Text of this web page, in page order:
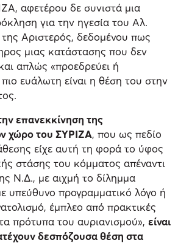
αφετέρου δε συνιστά μια
για την ηγεσία του Αλ.
Αριστερός, δεδομένου πως
μιας κατάστασης που δεν
απλώς «προεδρεύει ή
πιο ευάλωτη είναι η θέση του στην
επανεκκίνηση της
χώρο του ΣΥΡΙΖΑ, που ως πεδίο
είχε αυτή τη φορά το ύφος
στάσης του κόμματος απέναντι
Ν.Δ., με αιχμή το δίλημμα
υπεύθυνο προγραμματικό λόγο ή
έμπλεο από πρακτικές
πρότυπα του αυριανισμού», είναι
δεσπόζουσα θέση στα